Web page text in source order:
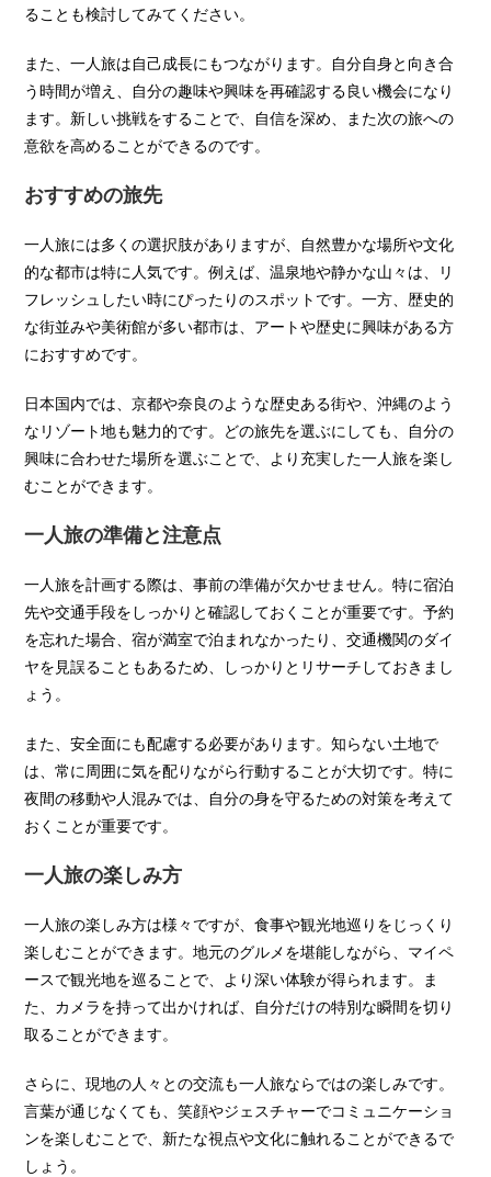
ることも検討してみてください。
また、一人旅は自己成長にもつながります。自分自身と向き合
う時間が増え、自分の趣味や興味を再確認する良い機会になり
ます。新しい挑戦をすることで、自信を深め、また次の旅への
意欲を高めることができるのです。
おすすめの旅先
一人旅には多くの選択肢がありますが、自然豊かな場所や文化
的な都市は特に人気です。例えば、温泉地や静かな山々は、リ
フレッシュしたい時にぴったりのスポットです。一方、歴史的
な街並みや美術館が多い都市は、アートや歴史に興味がある方
におすすめです。
日本国内では、京都や奈良のような歴史ある街や、沖縄のよう
なリゾート地も魅力的です。どの旅先を選ぶにしても、自分の
興味に合わせた場所を選ぶことで、より充実した一人旅を楽し
むことができます。
一人旅の準備と注意点
一人旅を計画する際は、事前の準備が欠かせません。特に宿泊
先や交通手段をしっかりと確認しておくことが重要です。予約
を忘れた場合、宿が満室で泊まれなかったり、交通機関のダイ
ヤを見誤ることもあるため、しっかりとリサーチしておきまし
ょう。
また、安全面にも配慮する必要があります。知らない土地で
は、常に周囲に気を配りながら行動することが大切です。特に
夜間の移動や人混みでは、自分の身を守るための対策を考えて
おくことが重要です。
一人旅の楽しみ方
一人旅の楽しみ方は様々ですが、食事や観光地巡りをじっくり
楽しむことができます。地元のグルメを堪能しながら、マイペ
ースで観光地を巡ることで、より深い体験が得られます。ま
た、カメラを持って出かければ、自分だけの特別な瞬間を切り
取ることができます。
さらに、現地の人々との交流も一人旅ならではの楽しみです。
言葉が通じなくても、笑顔やジェスチャーでコミュニケーショ
ンを楽しむことで、新たな視点や文化に触れることができるで
しょう。